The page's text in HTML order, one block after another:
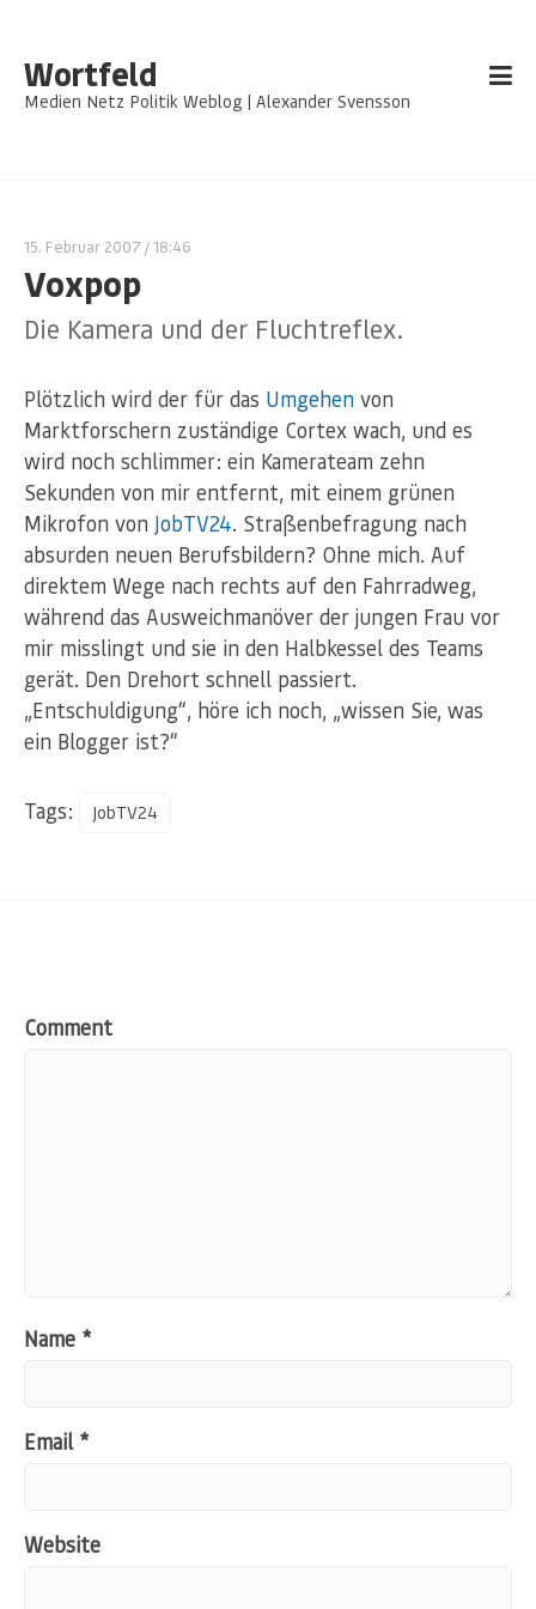
Wortfeld
Medien Netz Politik Weblog | Alexander Svensson
15. Februar 2007 / 18:46
Voxpop
Die Kamera und der Fluchtreflex.
Plötzlich wird der für das Umgehen von
Marktforschern zuständige Cortex wach, und es
wird noch schlimmer: ein Kamerateam zehn
Sekunden von mir entfernt, mit einem grünen
Mikrofon von JobTV24. Straßenbefragung nach
absurden neuen Berufsbildern? Ohne mich. Auf
direktem Wege nach rechts auf den Fahrradweg,
während das Ausweichmanöver der jungen Frau vor
mir misslingt und sie in den Halbkessel des Teams
gerät. Den Drehort schnell passiert.
„Entschuldigung“, höre ich noch, „wissen Sie, was
ein Blogger ist?“
Tags: JobTV24
Comment
Name *
Email *
Website